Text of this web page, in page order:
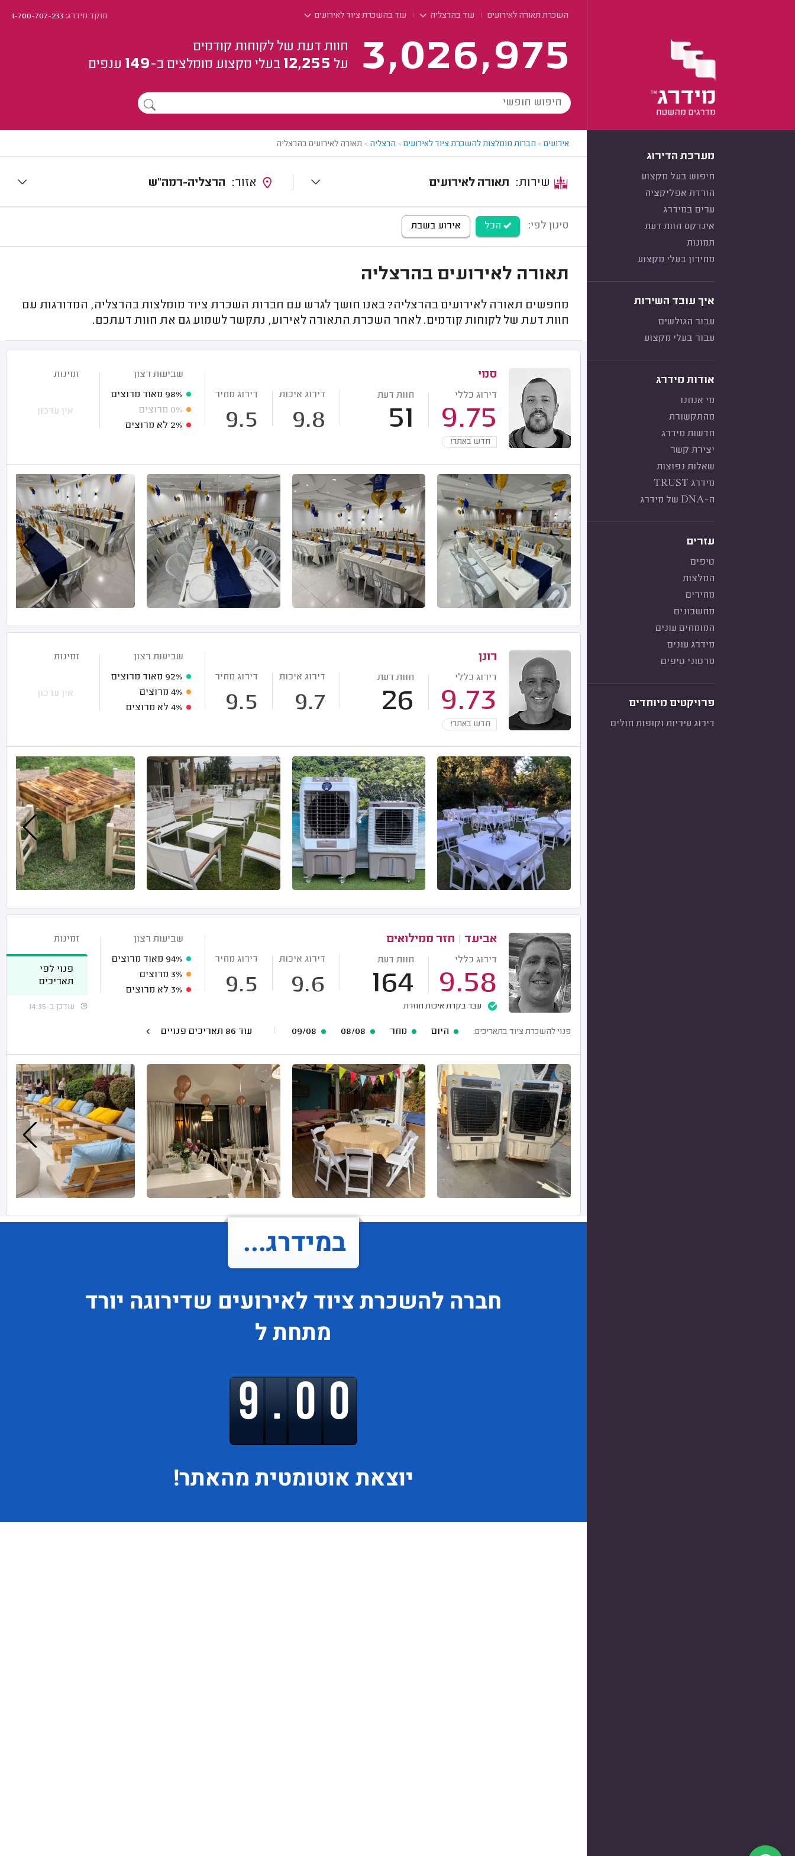
השכרת תאורה לאירועים עוד בהרצליה עוד בהשכרת ציוד לאירועים מוקד מידרג:1-700-707-233
3,026,975
חוות דעת של לקוחות קודמים
על 12,255 בעלי מקצוע מומלצים ב-149 ענפים
מערכת הדירוג
חיפוש בעל מקצוע
הורדת אפליקציה
ערים במידרג
אינדקס חוות דעת
תמונות
מחירון בעלי מקצוע
איך עובד השירות
עבור הגולשים
עבור בעלי מקצוע
אודות מידרג
מי אנחנו
מהתקשורת
חדשות מידרג
יצירת קשר
שאלות נפוצות
מידרג TRUST
ה-DNA של מידרג
עזרים
טיפים
המלצות
מחירים
מחשבונים
המומחים עונים
מידרג עונים
סרטוני טיפים
פרויקטים מיוחדים
דירוג עיריות וקופות חולים
אירועים> חברות מומלצות להשכרת ציוד לאירועים> הרצליה > תאורה לאירועים בהרצליה
תאורה לאירועים הרצליה-רמה"ש
סינון לפי: הכל אירוע בשבת
תאורה לאירועים בהרצליה
מחפשים תאורה לאירועים בהרצליה? באנו חושך לגרש עם חברות השכרת ציוד מומלצות בהרצליה, המדורגות עם
חוות דעת של לקוחות קודמים. לאחר השכרת התאורה לאירוע, נתקשר לשמוע גם את חוות דעתכם.
סמי
דירוג כללי
9.75
חוות דעת
51
דירוג איכות
9.8
דירוג מחיר
9.5
חדש באתר!
שביעות רצון
98% מאוד מרוצים
0% מרוצים
2% לא מרוצים
זמינות
אין עדכון
רונן
דירוג כללי
9.73
חוות דעת
26
דירוג איכות
9.7
דירוג מחיר
9.5
חדש באתר!
שביעות רצון
92% מאוד מרוצים
4% מרוצים
4% לא מרוצים
זמינות
אין עדכון
אביעד חזר ממילואים
דירוג כללי
9.58
חוות דעת
164
דירוג איכות
9.6
דירוג מחיר
9.5
עבר בקרת איכות חוזרת
שביעות רצון
94% מאוד מרוצים
3% מרוצים
3% לא מרוצים
זמינות
פנוי לפי
תאריכים
עודכן ב-14:35
פנוי להשכרת ציוד בתאריכים: היום מחר עוד 86 תאריכים פנויים
במידרג...
חברה להשכרת ציוד לאירועים שדירוגה יורד
מתחת ל
9.00
יוצאתאוטומטית מהאתר!